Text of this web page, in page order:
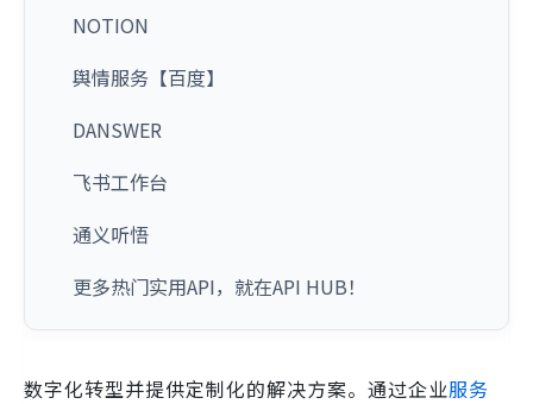
NOTION
舆情服务【百度】
DANSWER
飞书工作台
通义听悟
更多热门实用API，就在API HUB！
数字化转型并提供定制化的解决方案。通过企业服务